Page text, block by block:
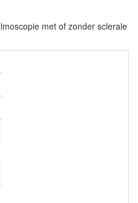
met of zonder sclerale